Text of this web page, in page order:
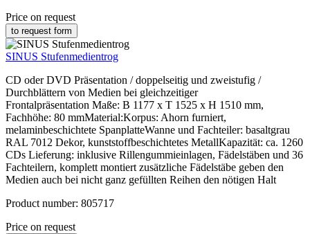
Price on request
to request form
SINUS Stufenmedientrog
CD oder DVD Präsentation / doppelseitig und zweistufig /
Durchblättern von Medien bei gleichzeitiger
Frontalpräsentation Maße: B 1177 x T 1525 x H 1510 mm,
Fachhöhe: 80 mmMaterial:Korpus: Ahorn furniert,
melaminbeschichtete SpanplatteWanne und Fachteiler: basaltgrau
RAL 7012 Dekor, kunststoffbeschichtetes MetallKapazität: ca. 1260
CDs Lieferung: inklusive Rillengummieinlagen, Fädelstäben und 36
Fachteilern, komplett montiert zusätzliche Fädelstäbe geben den
Medien auch bei nicht ganz gefüllten Reihen den nötigen Halt
Product number: 805717
Price on request